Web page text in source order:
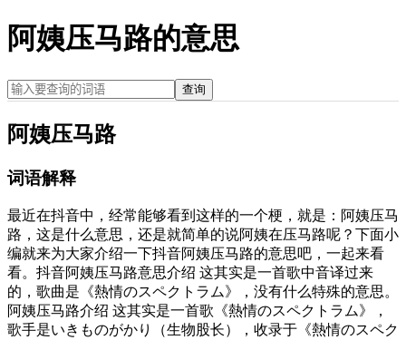
阿姨压马路的意思
查询
阿姨压马路
词语解释
最近在抖音中，经常能够看到这样的一个梗，就是：阿姨压马
路，这是什么意思，还是就简单的说阿姨在压马路呢？下面小
编就来为大家介绍一下抖音阿姨压马路的意思吧，一起来看
看。抖音阿姨压马路意思介绍 这其实是一首歌中音译过来
的，歌曲是《熱情のスペクトラム》，没有什么特殊的意思。
阿姨压马路介绍 这其实是一首歌《熱情のスペクトラム》，
歌手是いきものがかり（生物股长），收录于《熱情のスペク